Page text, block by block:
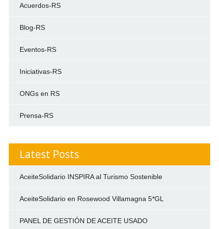
Acuerdos-RS
Blog-RS
Eventos-RS
Iniciativas-RS
ONGs en RS
Prensa-RS
Latest Posts
AceiteSolidario INSPIRA al Turismo Sostenible
AceiteSolidario en Rosewood Villamagna 5*GL
PANEL DE GESTIÓN DE ACEITE USADO